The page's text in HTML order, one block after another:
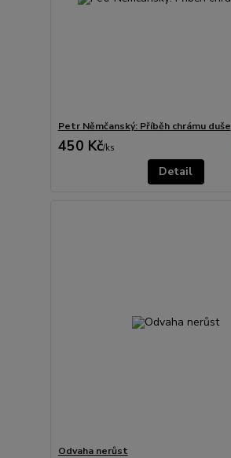
Petr Němčanský: Příběh chrámu duše
450 Kč/ks
Detail
Odvaha nerůst